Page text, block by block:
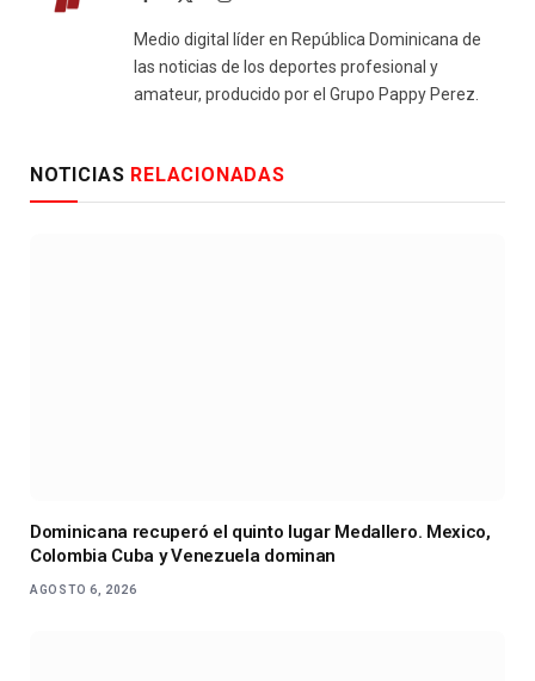
Medio digital líder en República Dominicana de
las noticias de los deportes profesional y
amateur, producido por el Grupo Pappy Perez.
NOTICIAS RELACIONADAS
Dominicana recuperó el quinto lugar Medallero. Mexico,
Colombia Cuba y Venezuela dominan
AGOSTO 6, 2026